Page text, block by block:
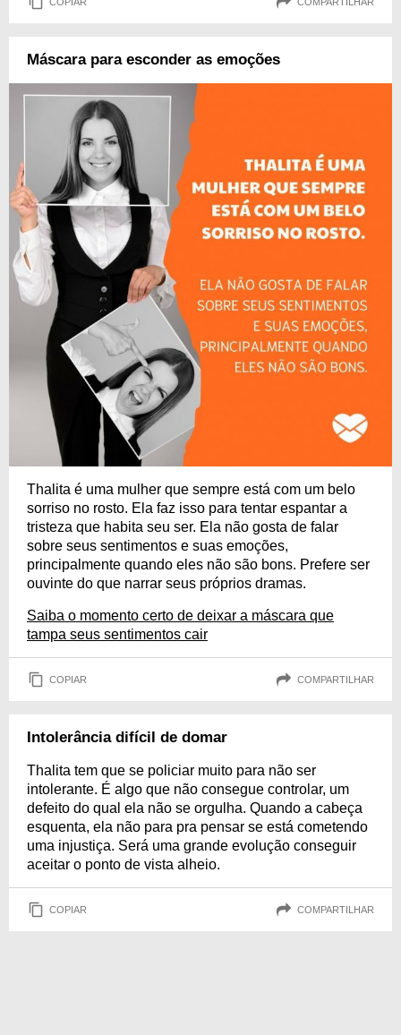
Máscara para esconder as emoções
Thalita é uma mulher que sempre está com um belo
sorriso no rosto. Ela faz isso para tentar espantar a
tristeza que habita seu ser. Ela não gosta de falar
sobre seus sentimentos e suas emoções,
principalmente quando eles não são bons. Prefere ser
ouvinte do que narrar seus próprios dramas.
Saiba o momento certo de deixar a máscara que
tampa seus sentimentos cair
COPIAR COMPARTILHAR
Intolerância difícil de domar
Thalita tem que se policiar muito para não ser
intolerante. É algo que não consegue controlar, um
defeito do qual ela não se orgulha. Quando a cabeça
esquenta, ela não para pra pensar se está cometendo
uma injustiça. Será uma grande evolução conseguir
aceitar o ponto de vista alheio.
COPIAR COMPARTILHAR